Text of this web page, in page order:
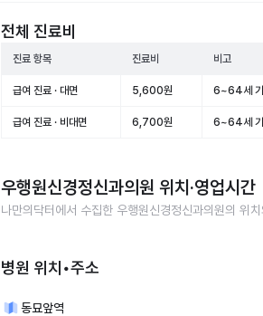
전체 진료비
진료 항목 진료비 비고
급여 진료 · 대면 5,600원 6~64세
급여 진료 · 비대면 6,700원 6~64세
우행원신경정신과의원 위치·영업시간
나만의닥터에서 수집한 우행원신경정신과의원의 위
병원 위치•주소
동묘앞역